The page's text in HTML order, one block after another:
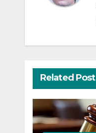
Related Post